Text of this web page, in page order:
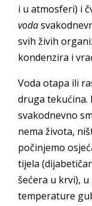
i u atmosferi) i
voda
svih živih
kondenzira i
Voda otapa ili
druga tekućina.
svakodnevno
nema života,
počinjemo
tijela
šećera u krvi),
temperature